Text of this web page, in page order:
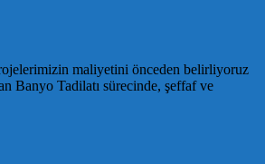
maliyetini önceden belirliyoruz
Banyo Tadilatı sürecinde, şeffaf ve